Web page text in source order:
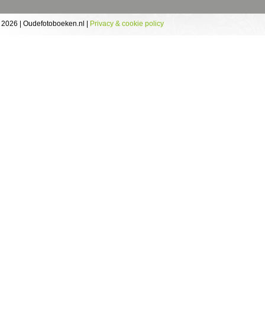
| Oudefotoboeken.nl | Privacy & cookie policy